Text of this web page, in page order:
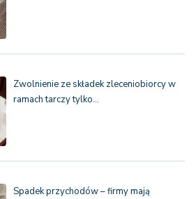
Zwolnienie ze składek zleceniobiorcy w
ramach tarczy tylko…
Spadek przychodów – firmy mają